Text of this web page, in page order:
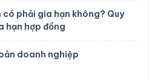
có phải gia hạn không? Quy
hạn hợp đồng
doanh nghiệp